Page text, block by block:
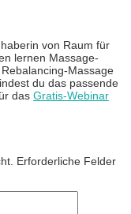
von Raum für
lernen Massage-
Massage
du das passende
das Gratis-Webinar
Erforderliche Felder